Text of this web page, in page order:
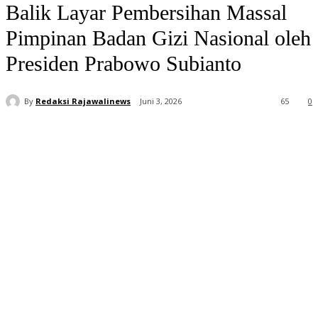
Balik Layar Pembersihan Massal
Pimpinan Badan Gizi Nasional oleh
Presiden Prabowo Subianto
By Redaksi Rajawalinews Juni 3, 2026 0
65